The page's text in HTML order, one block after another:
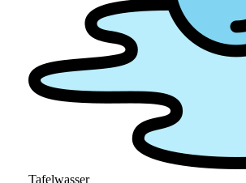
Tafelwasser